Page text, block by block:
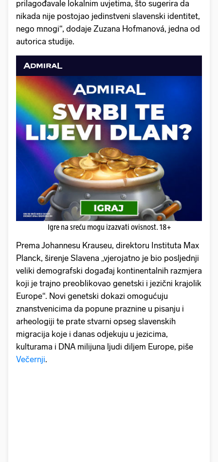
prilagođavale lokalnim uvjetima, što sugerira da
nikada nije postojao jedinstveni slavenski identitet,
nego mnogi“, dodaje Zuzana Hofmanová, jedna od
autorica studije.
Igre na sreću mogu izazvati ovisnost. 18+
Prema Johannesu Krauseu, direktoru Instituta Max
Planck, širenje Slavena „vjerojatno je bio posljednji
veliki demografski događaj kontinentalnih razmjera
koji je trajno preoblikovao genetski i jezični krajolik
Europe“. Novi genetski dokazi omogućuju
znanstvenicima da popune praznine u pisanju i
arheologiji te prate stvarni opseg slavenskih
migracija koje i danas odjekuju u jezicima,
kulturama i DNA milijuna ljudi diljem Europe, piše
Večernji.